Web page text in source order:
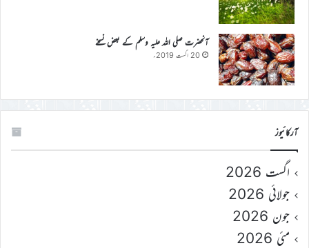
آنحضرت صلی اللہ علیہ وسلم کے بعض نسخے
20 اگست 2019ء
آرکائیوز
اگست 2026
جولائی 2026
جون 2026
مئی 2026